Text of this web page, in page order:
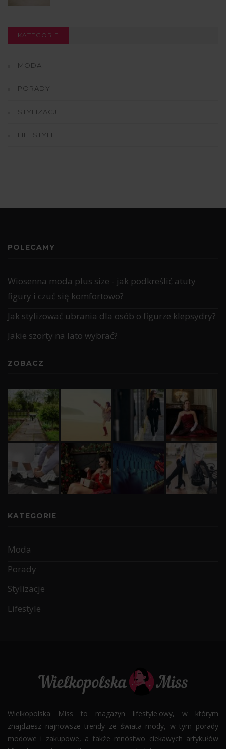
KATEGORIE
MODA
PORADY
STYLIZACJE
LIFESTYLE
POLECAMY
Wiosenna moda plus size - jak podkreślić atuty
figury i czuć się komfortowo?
Jak stylizować ubrania dla osób o figurze klepsydry?
Jakie szorty na lato wybrać?
ZOBACZ
KATEGORIE
Moda
Porady
Stylizacje
Lifestyle
Wielkopolska Miss to magazyn lifestyle'owy, w którym
znajdziesz najnowsze trendy ze świata mody, w tym porady
modowe i zakupowe, a także mnóstwo ciekawych artykułów